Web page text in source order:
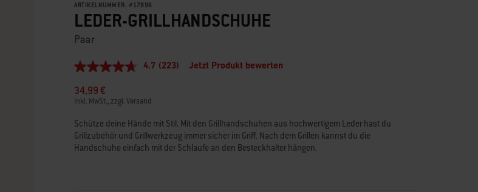
ARTIKELNUMMER: #17896
LEDER-GRILLHANDSCHUHE
Paar
4.7
5
Sternen,
Durchschnittswert
der
Bewertung.
Read
223
4.7 (223) Jetzt Produkt bewerten
34,99 €
inkl. MwSt., zzgl. Versand
Schütze deine Hände mit Stil. Mit den Grillhandschuhen aus hochwertigem Leder hast du
Grillzubehör und Grillwerkzeug immer sicher im Griff. Nach dem Grillen kannst du die
Handschuhe einfach mit der Schlaufe an den Besteckhalter hängen.